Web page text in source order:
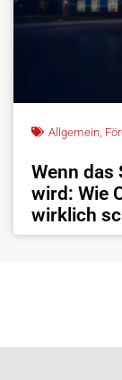
Allgemein
Wenn das
wird: Wie
wirklich